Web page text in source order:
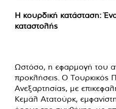
Η κουρδική κατάσταση:
καταστολής
Ωστόσο, η εφαρμογή του
προκλήσεις. Ο Τουρκικός
Ανεξαρτησίας, με
Κεμάλ Ατατούρκ,